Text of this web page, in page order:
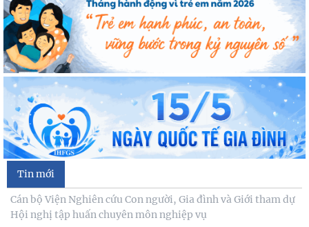
Tin mới
Cán bộ Viện Nghiên cứu Con người, Gia đình và Giới tham dự
Hội nghị tập huấn chuyên môn nghiệp vụ